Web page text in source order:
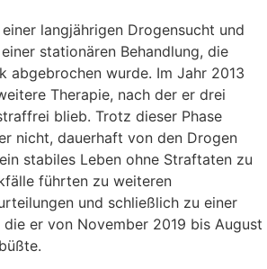
langjährigen Drogensucht und
stationären Behandlung, die
abgebrochen wurde. Im Jahr 2013
Therapie, nach der er drei
blieb. Trotz dieser Phase
nicht, dauerhaft von den Drogen
stabiles Leben ohne Straftaten zu
führten zu weiteren
und schließlich zu einer
er von November 2019 bis August